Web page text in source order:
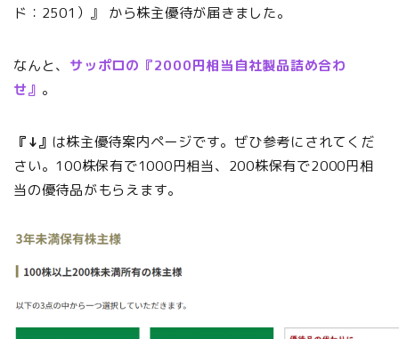
ド：2501）』 から株主優待が届きました。
なんと、 サッポロの『2000円相当自社製品詰め合わ
せ』 。
『↓』 は株主優待案内ページです。ぜひ参考にされてくだ
さい。100株保有で1000円相当、200株保有で2000円相
当の優待品がもらえます。